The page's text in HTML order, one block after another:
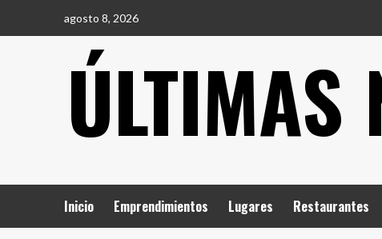
agosto 8, 2026
ÚLTIMAS
Inicio Emprendimientos Lugares Restaurantes